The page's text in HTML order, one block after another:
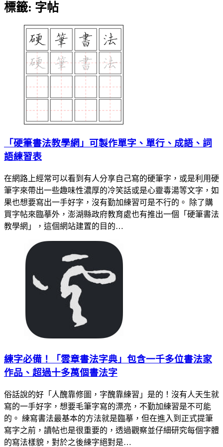
標籤: 字帖
「硬筆書法教學網」可製作單字、單行、成語、詞
語練習表
在網路上經常可以看到有人分享自己寫的硬筆字，或是利用硬
筆字來帶出一些趣味性濃厚的冷笑話或是心靈毒湯等文字，如
果也想要寫出一手好字，沒有勤加練習可是不行的。 除了購
買字帖來臨摹外，澎湖縣政府教育處也有推出一個「硬筆書法
教學網」，這個網站建置的目的…
練字必備！「雲章書法字典」包含一千多位書法家
作品、超過十多萬個書法字
俗話說的好「人醜靠修圖，字醜靠練習」是的！沒有人天生就
寫的一手好字，想要毛筆字寫的漂亮，不勤加練習是不可能
的。 練寫書法最基本的方法就是臨摹，但在進入到正式提筆
寫字之前，讀帖也是很重要的，透過觀察並仔細研究每個字體
的寫法樣貌，對於之後練字絕對是…